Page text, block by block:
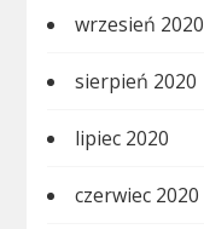
wrzesień 2020
sierpień 2020
lipiec 2020
czerwiec 2020